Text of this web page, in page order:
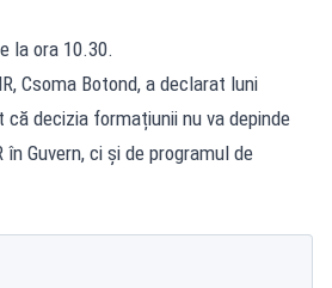
la ora 10.30.
Csoma Botond, a declarat luni
decizia formațiunii nu va depinde
Guvern, ci și de programul de